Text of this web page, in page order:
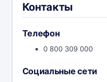
Контакты
Телефон
0 800 309 000
Социальные сети